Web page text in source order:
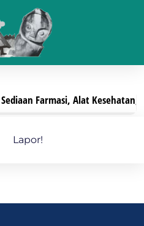
Farmasi, Alat Kesehatan, Dan
Lapor!